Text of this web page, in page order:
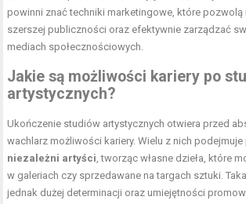
powinni znać techniki marketingowe, które
szerszej publiczności oraz efektywnie zarządzać
mediach społecznościowych.
Jakie są możliwości kariery po
artystycznych?
Ukończenie studiów artystycznych otwiera przed
wachlarz możliwości kariery. Wielu z nich podejmuje
niezależni artyści, tworząc własne dzieła, które
w galeriach czy sprzedawane na targach sztuki.
jednak dużej determinacji oraz umiejętności